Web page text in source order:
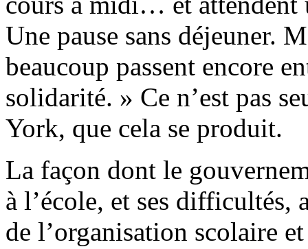
Une pause sans déjeuner.
beaucoup passent encore
solidarité. » Ce n’est pas
York, que cela se produit.
La façon dont le
à l’école, et ses difficultés,
de l’organisation scolaire